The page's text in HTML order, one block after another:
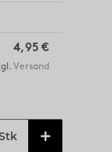
4,95 €
Versand